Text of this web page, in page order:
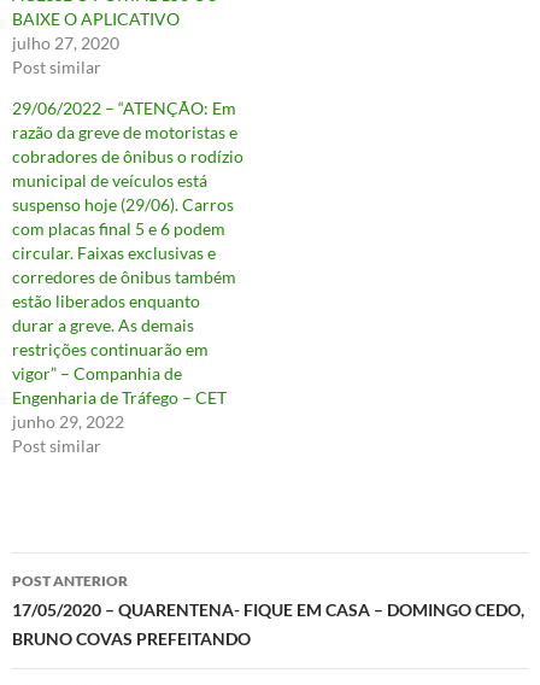
BAIXE O APLICATIVO
julho 27, 2020
Post similar
29/06/2022 – “ATENÇÃO: Em
razão da greve de motoristas e
cobradores de ônibus o rodízio
municipal de veículos está
suspenso hoje (29/06). Carros
com placas final 5 e 6 podem
circular. Faixas exclusivas e
corredores de ônibus também
estão liberados enquanto
durar a greve. As demais
restrições continuarão em
vigor” – Companhia de
Engenharia de Tráfego – CET
junho 29, 2022
Post similar
Navegação
de
posts
POST ANTERIOR
17/05/2020 – QUARENTENA- FIQUE EM CASA – DOMINGO CEDO,
BRUNO COVAS PREFEITANDO